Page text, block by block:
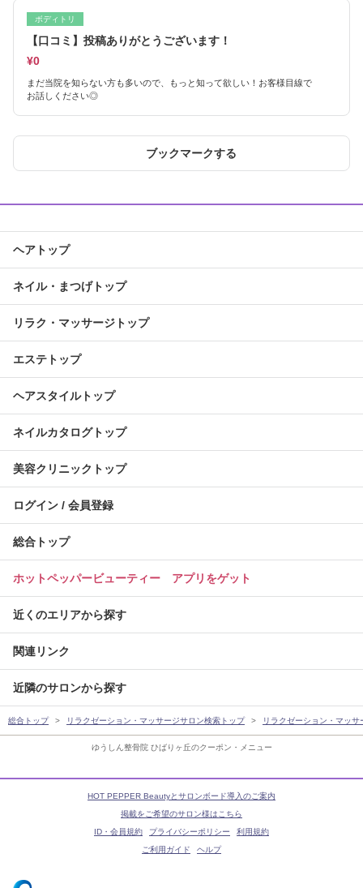
ゆうしん整骨院 ひばりヶ丘のクーポン・メニュー
ボディトリ
【口コミ】投稿ありがとうございます！
¥0
まだ当院を知らない方も多いので、もっと知って欲しい！お客様目線で
お話しください◎
ブックマークする
ヘアトップ
ネイル・まつげトップ
リラク・マッサージトップ
エステトップ
ヘアスタイルトップ
ネイルカタログトップ
美容クリニックトップ
ログイン / 会員登録
総合トップ
ホットペッパービューティー アプリをゲット
近くのエリアから探す
関連リンク
近隣のサロンから探す
総合トップ リラクゼーション・マッサージサロン検索トップ リラクゼーション・マッ
HOT PEPPER Beautyとサロンボード導入のご案内
掲載をご希望のサロン様はこちら
ID・会員規約
プライバシーポリシー
利用規約
ご利用ガイド
ヘルプ